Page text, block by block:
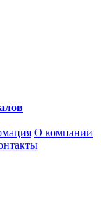
О компании